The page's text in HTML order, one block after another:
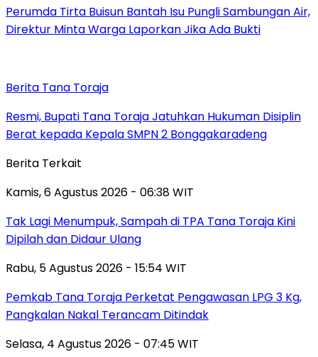
Perumda Tirta Buisun Bantah Isu Pungli Sambungan Air,
Direktur Minta Warga Laporkan Jika Ada Bukti
Berita Tana Toraja
Resmi, Bupati Tana Toraja Jatuhkan Hukuman Disiplin
Berat kepada Kepala SMPN 2 Bonggakaradeng
Berita Terkait
Kamis, 6 Agustus 2026 - 06:38 WIT
Tak Lagi Menumpuk, Sampah di TPA Tana Toraja Kini
Dipilah dan Didaur Ulang
Rabu, 5 Agustus 2026 - 15:54 WIT
Pemkab Tana Toraja Perketat Pengawasan LPG 3 Kg,
Pangkalan Nakal Terancam Ditindak
Selasa, 4 Agustus 2026 - 07:45 WIT